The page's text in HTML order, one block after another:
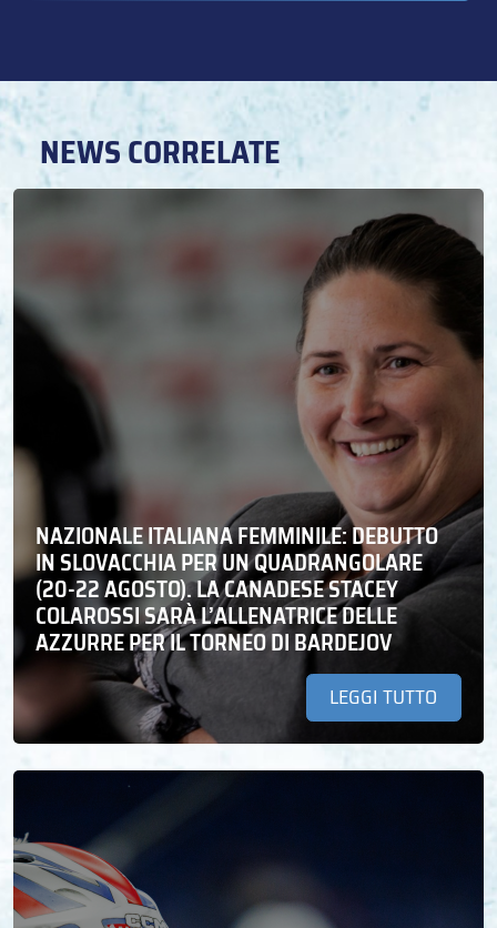
NEWS CORRELATE
NAZIONALE ITALIANA FEMMINILE: DEBUTTO
IN SLOVACCHIA PER UN QUADRANGOLARE
(20-22 AGOSTO). LA CANADESE STACEY
COLAROSSI SARÀ L’ALLENATRICE DELLE
AZZURRE PER IL TORNEO DI BARDEJOV
LEGGI TUTTO